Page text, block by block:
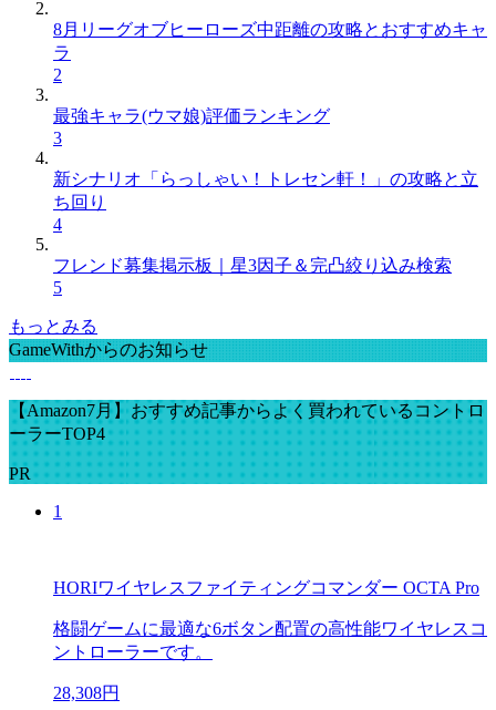
8月リーグオブヒーローズ中距離の攻略とおすすめキャ
ラ
2
最強キャラ(ウマ娘)評価ランキング
3
新シナリオ「らっしゃい！トレセン軒！」の攻略と立
ち回り
4
フレンド募集掲示板｜星3因子＆完凸絞り込み検索
5
もっとみる
GameWithからのお知らせ
【Amazon7月】おすすめ記事からよく買われているコントロ
ーラーTOP4
PR
1
HORIワイヤレスファイティングコマンダー OCTA Pro
格闘ゲームに最適な6ボタン配置の高性能ワイヤレスコ
ントローラーです。
28,308円